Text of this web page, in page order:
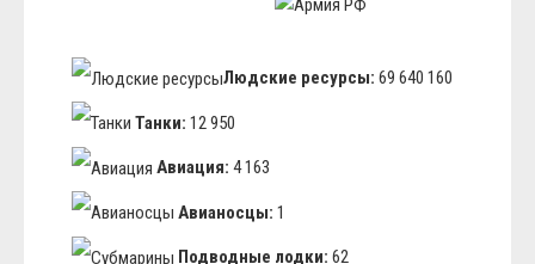
Людские ресурсы: 69 640 160
Танки: 12 950
Авиация: 4 163
Авианосцы: 1
Подводные лодки: 62